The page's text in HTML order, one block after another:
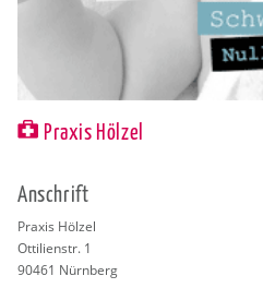
Praxis Hölzel
An­schrift
Pra­xis Höl­zel
Ot­ti­li­en­str. 1
90461 Nürn­berg